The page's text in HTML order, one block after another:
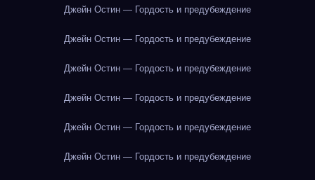
Джейн Остин — Гордость и предубеждение
Джейн Остин — Гордость и предубеждение
Джейн Остин — Гордость и предубеждение
Джейн Остин — Гордость и предубеждение
Джейн Остин — Гордость и предубеждение
Джейн Остин — Гордость и предубеждение